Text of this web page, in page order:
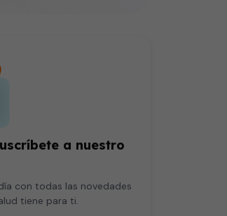
a nuestro
con todas las novedades
tiene para ti.